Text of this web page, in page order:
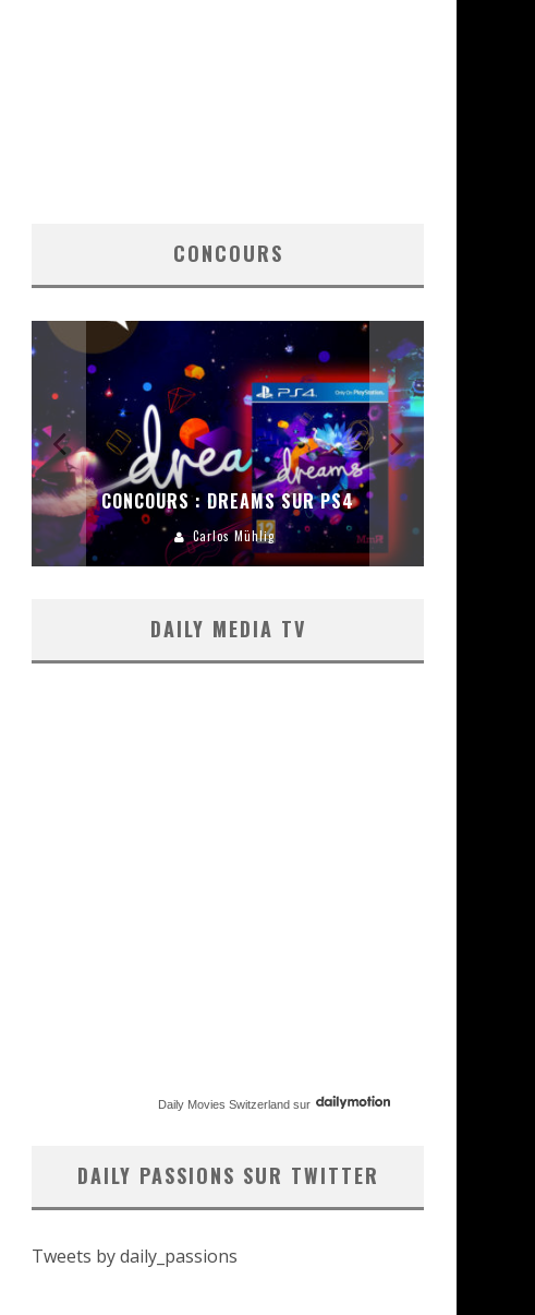
CONCOURS
CONCOURS : DREAMS SUR PS4
Carlos Mühlig
DAILY MEDIA TV
Daily Movies Switzerland sur
DAILY PASSIONS SUR TWITTER
Tweets by daily_passions